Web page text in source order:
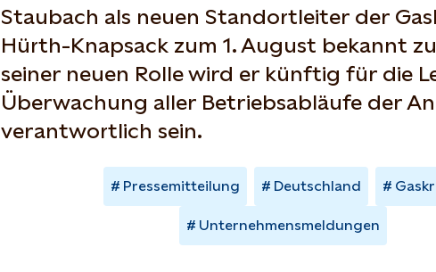
Staubach als neuen Standortleiter der
Hürth-Knapsack zum 1. August bekannt
seiner neuen Rolle wird er künftig für die
Überwachung aller Betriebsabläufe der
verantwortlich sein.
Pressemitteilung Deutschland
Unternehmensmeldungen